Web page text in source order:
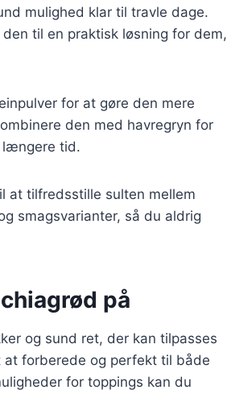
mulighed klar til travle dage.
til en praktisk løsning for dem,
for at gøre den mere
den med havregryn for
længere tid.
at tilfredsstille sulten mellem
smagsvarianter, så du aldrig
på
og sund ret, der kan tilpasses
forberede og perfekt til både
for toppings kan du